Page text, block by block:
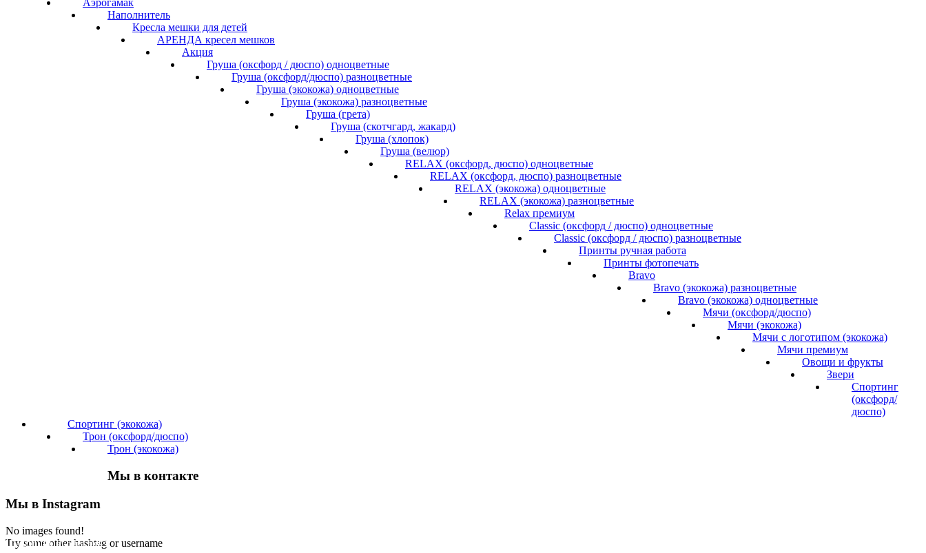
Аэрогамак
Наполнитель
Кресла мешки для детей
АРЕНДА кресел мешков
Акция
Груша (оксфорд / дюспо) одноцветные
Груша (оксфорд/дюспо) разноцветные
Груша (экокожа) одноцветные
Груша (экокожа) разноцветные
Груша (грета)
Груша (скотчгард, жакард)
Груша (хлопок)
Груша (велюр)
RELAX (оксфорд, дюспо) одноцветные
RELAX (оксфорд, дюспо) разноцветные
RELAX (экокожа) одноцветные
RELAX (экокожа) разноцветные
Relax премиум
Classic (оксфорд / дюспо) одноцветные
Classic (оксфорд / дюспо) разноцветные
Принты ручная работа
Принты фотопечать
Bravo
Bravo (экокожа) разноцветные
Bravo (экокожа) одноцветные
Мячи (оксфорд/дюспо)
Мячи (экокожа)
Мячи с логотипом (экокожа)
Мячи премиум
Овощи и фрукты
Звери
Спортинг
(оксфорд/
дюспо)
Спортинг (экокожа)
Трон (оксфорд/дюспо)
Трон (экокожа)
Мы в контакте
Мы в Instagram
No images found!
Try some other hashtag or username
Подпишитесь на нас!